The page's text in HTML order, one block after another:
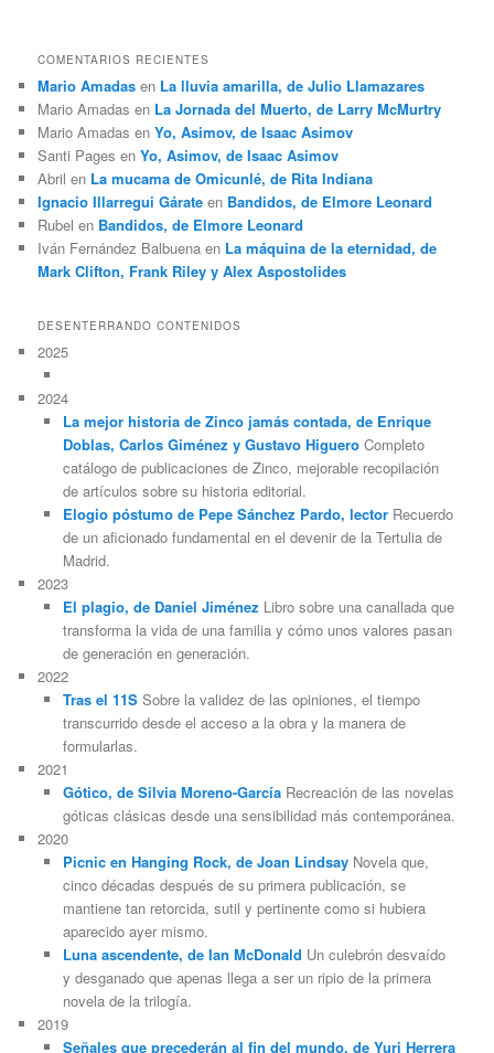
COMENTARIOS RECIENTES
Mario Amadas en La lluvia amarilla, de Julio Llamazares
Mario Amadas en La Jornada del Muerto, de Larry McMurtry
Mario Amadas enYo, Asimov, de Isaac Asimov
Santi Pages enYo, Asimov, de Isaac Asimov
Abril en La mucama de Omicunlé, de Rita Indiana
Ignacio Illarregui Gárate en Bandidos, de Elmore Leonard
Rubel en Bandidos, de Elmore Leonard
Iván Fernández Balbuena en La máquina de la eternidad, de
Mark Clifton, Frank Riley y Alex Aspostolides
DESENTERRANDO CONTENIDOS
2025
2024
La mejor historia de Zinco jamás contada, de Enrique
Doblas, Carlos Giménez y Gustavo HigueroCompleto
catálogo de publicaciones de Zinco, mejorable recopilación
de artículos sobre su historia editorial.
Elogio póstumo de Pepe Sánchez Pardo, lectorRecuerdo
de un aficionado fundamental en el devenir de la Tertulia de
Madrid.
2023
El plagio, de Daniel Jiménez Libro sobre una canallada que
transforma la vida de una familia y cómo unos valores pasan
de generación en generación.
2022
Tras el 11SSobre la validez de las opiniones, el tiempo
transcurrido desde el acceso a la obra y la manera de
formularlas.
2021
Gótico, de Silvia Moreno-GarcíaRecreación de las novelas
góticas clásicas desde una sensibilidad más contemporánea.
2020
Picnic en Hanging Rock, de Joan LindsayNovela que,
cinco décadas después de su primera publicación, se
mantiene tan retorcida, sutil y pertinente como si hubiera
aparecido ayer mismo.
Luna ascendente, de Ian McDonald Un culebrón desvaído
y desganado que apenas llega a ser un ripio de la primera
novela de la trilogía.
2019
Señales que precederán al fin del mundo, de Yuri Herrera